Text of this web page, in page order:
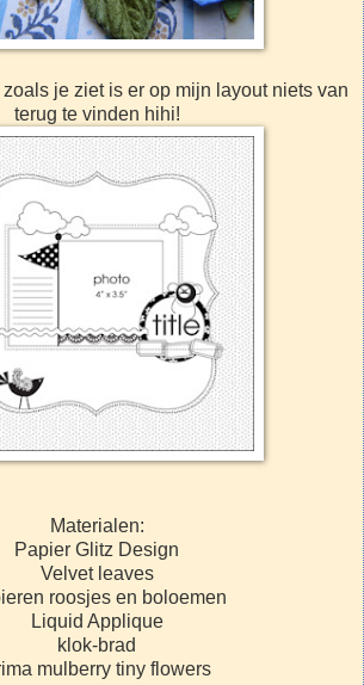
je ziet is er op mijn layout niets van
terug te vinden hihi!
Materialen:
Papier Glitz Design
Velvet leaves
roosjes en boloemen
Liquid Applique
klok-brad
mulberry tiny flowers